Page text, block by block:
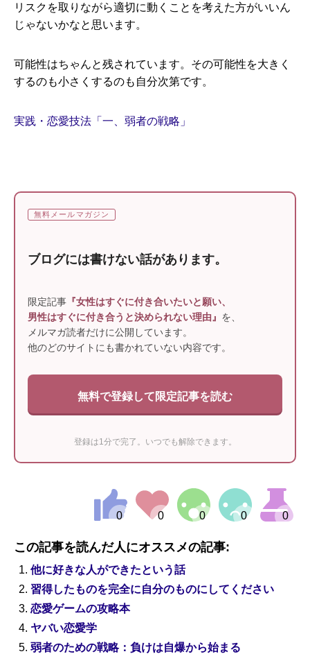
リスクを取りながら適切に動くことを考えた方がいいん
じゃないかなと思います。
可能性はちゃんと残されています。その可能性を大きく
するのも小さくするのも自分次第です。
実践・恋愛技法「一、弱者の戦略」
無料メールマガジン
ブログには書けない話があります。
限定記事 『女性はすぐに付き合いたいと願い、
男性はすぐに付き合うと決められない理由』 を、
メルマガ読者だけに公開しています。
他のどのサイトにも書かれていない内容です。
無料で登録して限定記事を読む
登録は1分で完了。いつでも解除できます。
この記事を読んだ人にオススメの記事:
他に好きな人ができたという話
習得したものを完全に自分のものにしてください
恋愛ゲームの攻略本
ヤバい恋愛学
弱者のための戦略：負けは自爆から始まる